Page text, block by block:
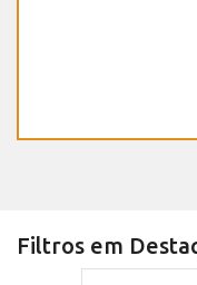
Filtros em